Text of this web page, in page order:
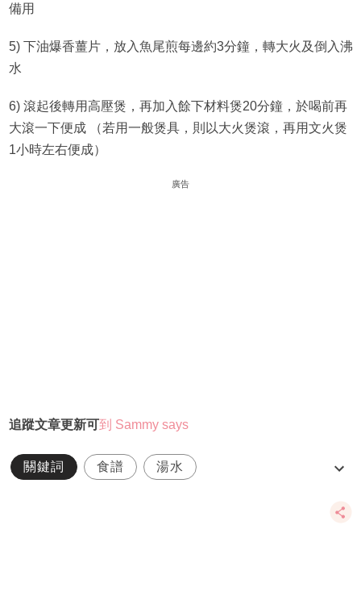
備用
5) 下油爆香薑片，放入魚尾煎每邊約3分鐘，轉大火及倒入沸
水
6) 滾起後轉用高壓煲，再加入餘下材料煲20分鐘，於喝前再
大滾一下便成 （若用一般煲具，則以大火煲滾，再用文火煲
1小時左右便成）
廣告
追蹤文章更新可到 Sammy says
關鍵詞 食譜 湯水